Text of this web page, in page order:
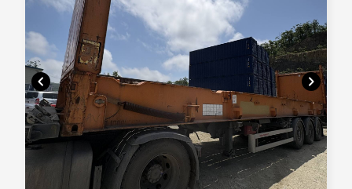
chevron_left chevron_right